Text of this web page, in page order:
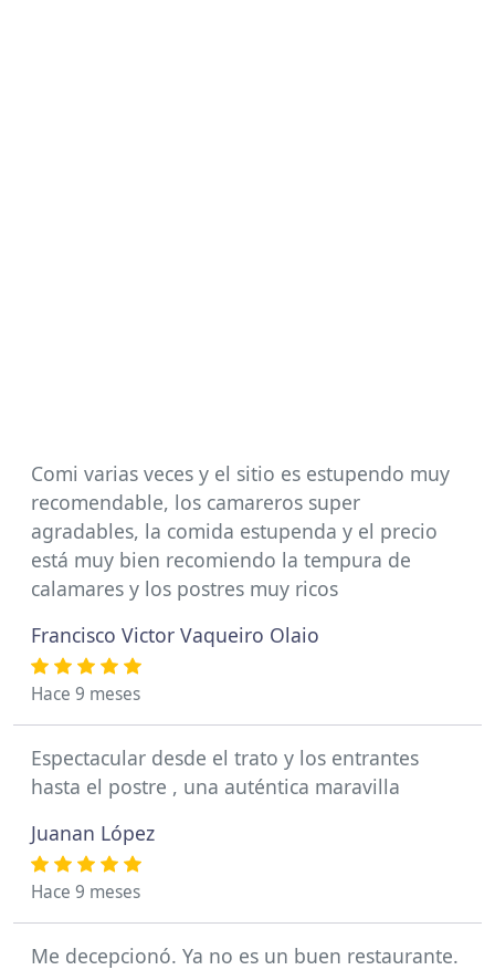
Comi varias veces y el sitio es estupendo muy
recomendable, los camareros super
agradables, la comida estupenda y el precio
está muy bien recomiendo la tempura de
calamares y los postres muy ricos
Francisco Victor Vaqueiro Olaio
Hace 9 meses
Espectacular desde el trato y los entrantes
hasta el postre , una auténtica maravilla
Juanan López
Hace 9 meses
Me decepcionó. Ya no es un buen restaurante.